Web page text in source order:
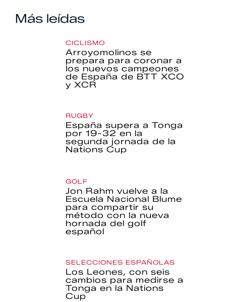
Más leídas
CICLISMO
Arroyomolinos se
prepara para coronar a
los nuevos campeones
de España de BTT XCO
y XCR
RUGBY
España supera a Tonga
por 19-32 en la
segunda jornada de la
Nations Cup
GOLF
Jon Rahm vuelve a la
Escuela Nacional Blume
para compartir su
método con la nueva
hornada del golf
español
SELECCIONES ESPAÑOLAS
Los Leones, con seis
cambios para medirse a
Tonga en la Nations
Cup